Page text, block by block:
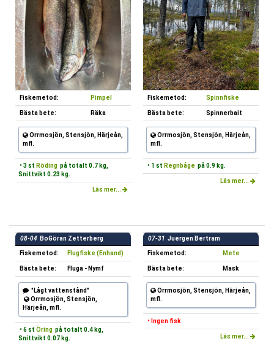
Fiskemetod: Pimpel
Bästa bete: Räka
Orrmosjön, Stensjön, Härjeån,
mfl.
• 3 st Röding på totalt 0.7 kg,
Snittvikt 0.23 kg.
Läs mer...
Fiskemetod: Spinnfiske
Bästa bete: Spinnerbait
Orrmosjön, Stensjön, Härjeån,
mfl.
• 1 st Regnbåge på 0.9 kg.
Läs mer...
08-04 BoGöran Zetterberg
Fiskemetod: Flugfiske (Enhand)
Bästa bete: Fluga - Nymf
"Lågt vattenstånd"
Orrmosjön, Stensjön,
Härjeån, mfl.
• 6 st Öring på totalt 0.4 kg,
Snittvikt 0.07 kg.
07-31 Juergen Bertram
Fiskemetod: Mete
Bästa bete: Mask
Orrmosjön, Stensjön, Härjeån,
mfl.
• Ingen fisk
Läs mer...